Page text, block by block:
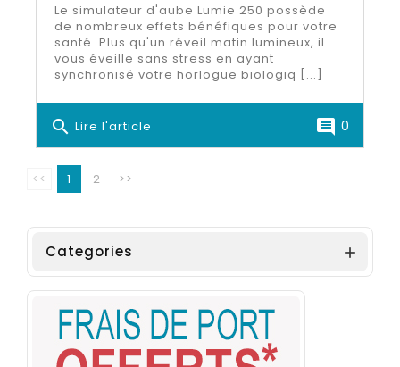
Le simulateur d'aube Lumie 250 possède
de nombreux effets bénéfiques pour votre
santé. Plus qu'un réveil matin lumineux, il
vous éveille sans stress en ayant
synchronisé votre horlogue biologiq [...]
search Lire l'article comment 0
<< 1 2 >>
Categories 